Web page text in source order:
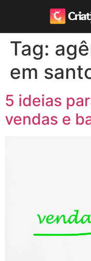
Tag:
em
5 ideias
vendas e